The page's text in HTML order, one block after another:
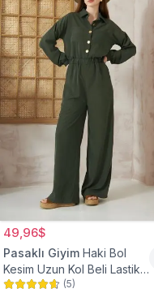
49,96$
Pasaklı Giyim Haki Bol
Kesim Uzun Kol Beli Lastikli
Cepli Kupra Tesettür Tulum
(5)